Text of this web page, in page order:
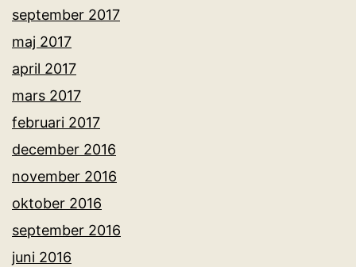
september 2017
maj 2017
april 2017
mars 2017
februari 2017
december 2016
november 2016
oktober 2016
september 2016
juni 2016